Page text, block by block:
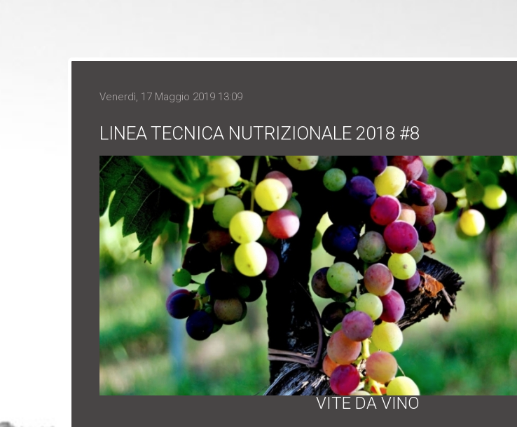
Venerdì, 17 Maggio 2019 13:09
LINEA TECNICA NUTRIZIONALE 2018 #8
VITE DA VINO